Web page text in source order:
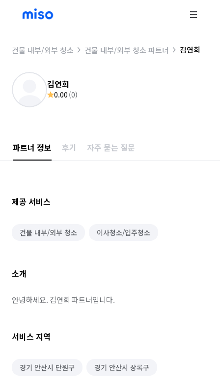
건물 내부/외부 청소 건물 내부/외부 청소 파트너 김연희
김연희
0.00 (0)
파트너 정보 후기 자주 묻는 질문
제공 서비스
건물 내부/외부 청소 이사청소/입주청소
소개
안녕하세요. 김연희 파트너입니다.
서비스 지역
경기 안산시 단원구 경기 안산시 상록구